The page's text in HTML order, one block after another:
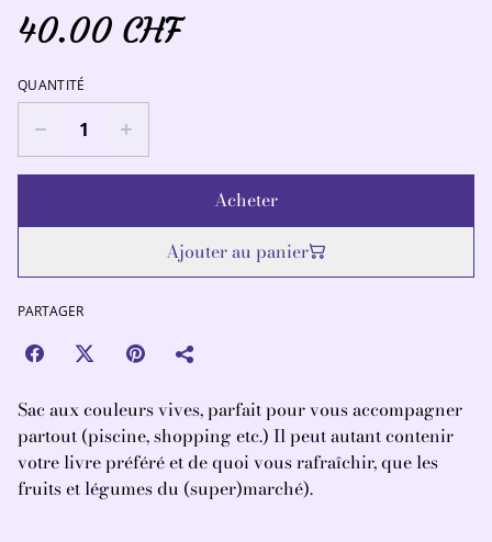
40.00 CHF
QUANTITÉ
Acheter
Ajouter au panier
PARTAGER
Sac aux couleurs vives, parfait pour vous accompagner
partout (piscine, shopping etc.) Il peut autant contenir
votre livre préféré et de quoi vous rafraîchir, que les
fruits et légumes du (super)marché).